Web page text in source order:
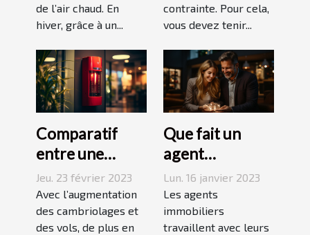
de l’air chaud. En
hiver, grâce à un...
contrainte. Pour cela,
vous devez tenir...
Comparatif
entre une
agence sécurité
et un système
d’alarme
Jeu. 23 février 2023
Avec l’augmentation
des cambriolages et
des vols, de plus en
Que fait un
agent
immobilier ?
Lun. 16 janvier 2023
Les agents
immobiliers
travaillent avec leurs